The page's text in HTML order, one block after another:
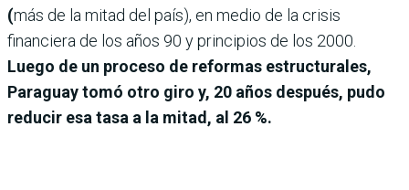
(más de la mitad del país), en medio de la crisis
financiera de los años 90 y principios de los 2000.
Luego de un proceso de reformas estructurales,
Paraguay tomó otro giro y, 20 años después, pudo
reducir esa tasa a la mitad, al 26 %.